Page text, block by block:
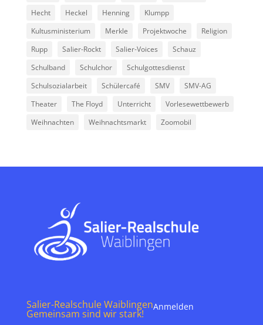
Hecht
Heckel Henning
Klumpp
Kultusministerium
Merkle Projektwoche
Religion
Rupp
Salier-Rockt Salier-Voices
Schauz
Schulband
Schulchor
Schulgottesdienst
Schulsozialarbeit
Schülercafé SMV
SMV-AG
Theater
The Floyd Unterricht
Vorlesewettbewerb
Weihnachten
Weihnachtsmarkt Zoomobil
Salier-Realschule Waiblingen
Gemeinsam sind wir stark!
Anmelden